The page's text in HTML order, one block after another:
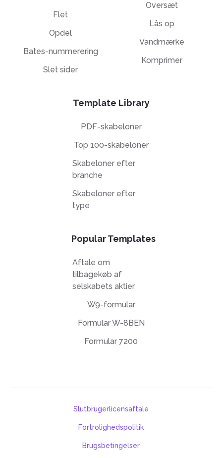
Flet
Opdel
Bates-nummerering
Slet sider
Oversæt
Lås op
Vandmærke
Komprimer
Template Library
PDF-skabeloner
Top 100-skabeloner
Skabeloner efter
branche
Skabeloner efter
type
Popular Templates
Aftale om
tilbagekøb af
selskabets aktier
W9-formular
Formular W-8BEN
Formular 7200
Slutbrugerlicensaftale
Fortrolighedspolitik
Brugsbetingelser